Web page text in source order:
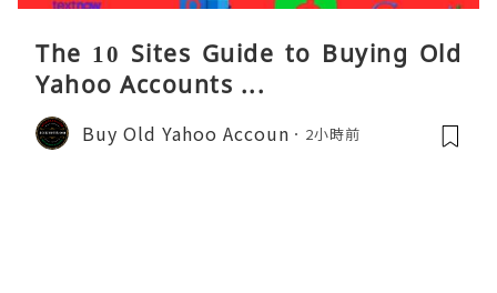
The 10 Sites Guide to Buying Old
Yahoo Accounts ...
Buy Old Yahoo Accoun 2小時前